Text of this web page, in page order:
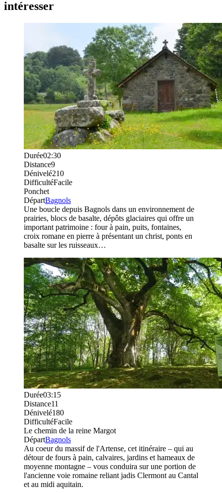
intéresser
Durée02:30
Distance9
Dénivelé210
DifficultéFacile
Ponchet
DépartBagnols
Une boucle depuis Bagnols dans un environnement de
prairies, blocs de basalte, dépôts glaciaires qui offre un
important patrimoine : four à pain, puits, fontaines,
croix romane en pierre à présentant un christ, ponts en
basalte sur les ruisseaux…
Durée03:15
Distance11
Dénivelé180
DifficultéFacile
Le chemin de la reine Margot
DépartBagnols
Au coeur du massif de l'Artense, cet itinéraire – qui au
détour de fours à pain, calvaires, jardins et hameaux de
moyenne montagne – vous conduira sur une portion de
l'ancienne voie romaine reliant jadis Clermont au Cantal
et au midi aquitain.